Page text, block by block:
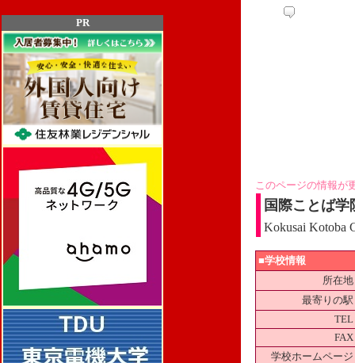
PR
このページの情報が
国際ことば
Kokusai Kotoba
■学校情報
所在地
最寄りの駅
TEL
FAX
学校ホームページ